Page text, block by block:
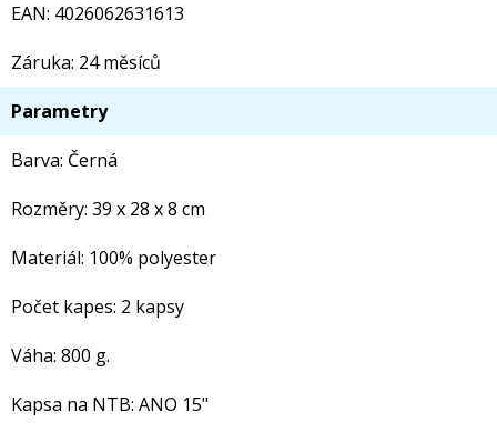
EAN: 4026062631613
Záruka: 24 měsíců
Parametry
Barva: Černá
Rozměry: 39 x 28 x 8 cm
Materiál: 100% polyester
Počet kapes: 2 kapsy
Váha: 800 g.
Kapsa na NTB: ANO 15"